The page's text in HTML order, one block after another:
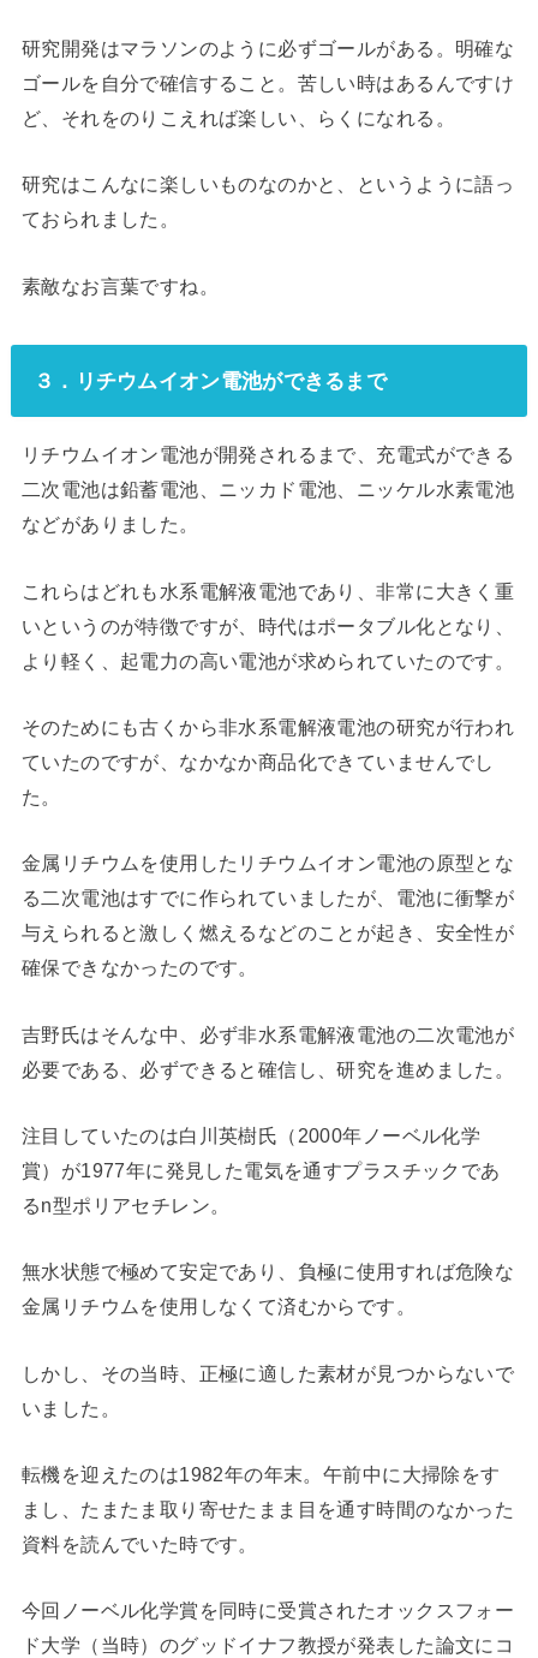
研究開発はマラソンのように必ずゴールがある。明確な
ゴールを自分で確信すること。苦しい時はあるんですけ
ど、それをのりこえれば楽しい、らくになれる。
研究はこんなに楽しいものなのかと、というように語っ
ておられました。
素敵なお言葉ですね。
３．リチウムイオン電池ができるまで
リチウムイオン電池が開発されるまで、充電式ができる
二次電池は鉛蓄電池、ニッカド電池、ニッケル水素電池
などがありました。
これらはどれも水系電解液電池であり、非常に大きく重
いというのが特徴ですが、時代はポータブル化となり、
より軽く、起電力の高い電池が求められていたのです。
そのためにも古くから非水系電解液電池の研究が行われ
ていたのですが、なかなか商品化できていませんでし
た。
金属リチウムを使用したリチウムイオン電池の原型とな
る二次電池はすでに作られていましたが、電池に衝撃が
与えられると激しく燃えるなどのことが起き、安全性が
確保できなかったのです。
吉野氏はそんな中、必ず非水系電解液電池の二次電池が
必要である、必ずできると確信し、研究を進めました。
注目していたのは白川英樹氏（2000年ノーベル化学
賞）が1977年に発見した電気を通すプラスチックであ
るn型ポリアセチレン。
無水状態で極めて安定であり、負極に使用すれば危険な
金属リチウムを使用しなくて済むからです。
しかし、その当時、正極に適した素材が見つからないで
いました。
転機を迎えたのは1982年の年末。午前中に大掃除をす
まし、たまたま取り寄せたまま目を通す時間のなかった
資料を読んでいた時です。
今回ノーベル化学賞を同時に受賞されたオックスフォー
ド大学（当時）のグッドイナフ教授が発表した論文にコ